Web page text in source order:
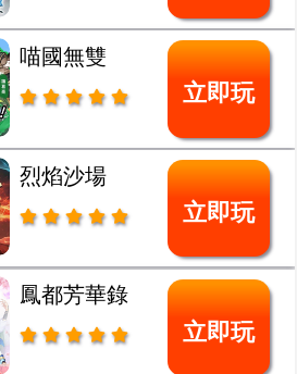
喵國無雙
立即玩
烈焰沙場
立即玩
鳳都芳華錄
立即玩